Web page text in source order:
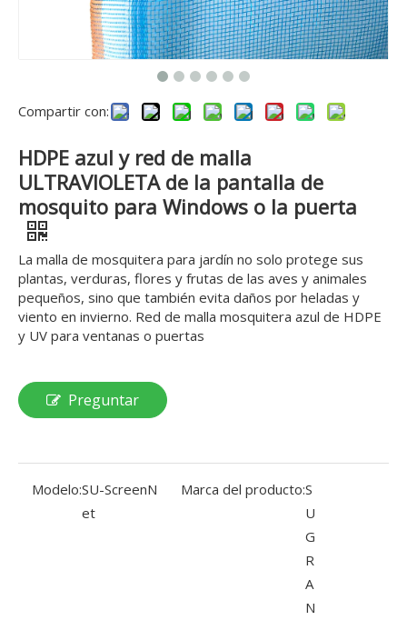
Compartir con:
HDPE azul y red de malla
ULTRAVIOLETA de la pantalla de
mosquito para Windows o la puerta
La malla de mosquitera para jardín no solo protege sus
plantas, verduras, flores y frutas de las aves y animales
pequeños, sino que también evita daños por heladas y
viento en invierno. Red de malla mosquitera azul de HDPE
y UV para ventanas o puertas
Preguntar
Modelo:SU-ScreenN
et
Marca del producto:S
U
G
R
A
N